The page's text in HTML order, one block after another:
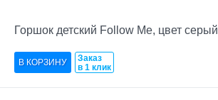
Горшок детский Follow Me, цвет серый
Заказ
в 1 клик